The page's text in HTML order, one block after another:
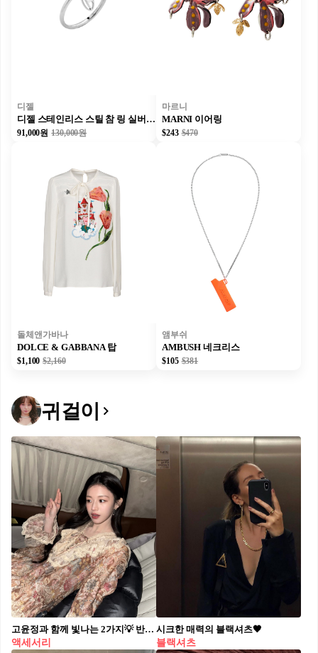
디젤
디젤 스테인리스 스틸 참 링 실버 남녀공용
91,000원 130,000원
마르니
MARNI 이어링
$243 $470
돌체앤가바나
DOLCE & GABBANA 탑
$1,100 $2,160
앰부쉬
AMBUSH 네크리스
$105 $381
귀걸이
고윤정과 함께 빛나는 2가지💡 반전 매력은 우아한 귀걸이로 완성돼 💎✨ 고윤정의 액세서리 2가지, 지금 바로 소개해드릴게요. 1. 샤넬 코메트 1932 변형 가능한 이어링, 1,000만 원대 18K 화이트 골드에 다이아몬드를 세팅한 드롭 이어링으로, 별 모티프와 체인 디테일이 은은하게 반짝이는 아이템입니다. 블라우스에 매치해 우아한 분위기를 연출할 수 있습니다. 2. 디디에 두보, 미스 두 실버 귀걸이, 20만 원대 비눗방울에서 영감을 받은 원터치 귀걸이로, 화이트 컬러 스톤과 볼륨감 있는 실루엣이 조화를 이루는 아이템입니다. 데일리 룩부터 격식 있는 자리까지 미니멀하게 잘 어울리는 디자인입니다.
액세서리
시크한 매력의 블랙셔츠🖤
블랙셔츠